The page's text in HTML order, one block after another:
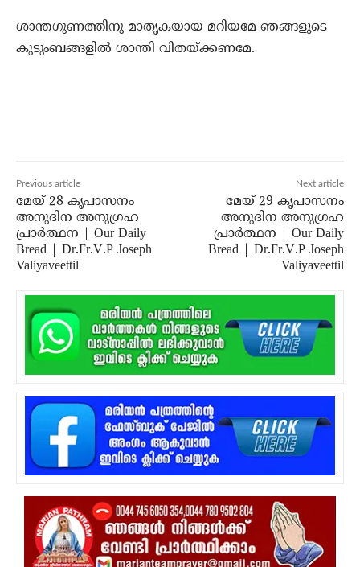
ശാന്തഗുണത്തിനു മാതൃകയായ മറിയമേ ഞങ്ങളുടെ
കുടുംബങ്ങളില്‍ ശാന്തി വിതയ്ക്കണമേ.
Previous article
മേയ് 28 കൃപാസനം
അനുദിന അനുഗ്രഹ
പ്രാർത്ഥന | Our Daily
Bread | Dr.Fr.V.P Joseph
Valiyaveettil
Next article
മേയ് 29 കൃപാസനം
അനുദിന അനുഗ്രഹ
പ്രാർത്ഥന | Our Daily
Bread | Dr.Fr.V.P Joseph
Valiyaveettil